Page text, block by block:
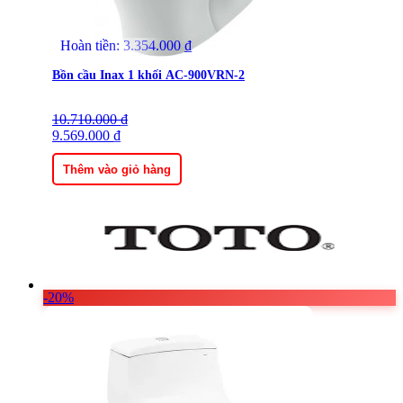
Hoàn tiền: 3.354.000 ₫
Bồn cầu Inax 1 khối AC-900VRN-2
10.710.000₫
Giá
gốc
là:
10.710.000 ₫.
9.569.000 ₫
Giá
hiện
tại
là:
9.569.000 ₫.
Thêm vào giỏ hàng
-20%